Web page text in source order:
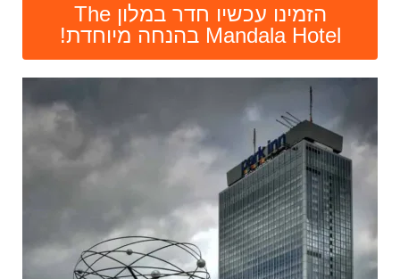
הזמינו עכשיו חדר במלון The
Mandala Hotel בהנחה מיוחדת!